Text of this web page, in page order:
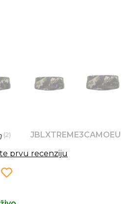
(2)
JBLXTREME3CAMOEU
prvu recenziju